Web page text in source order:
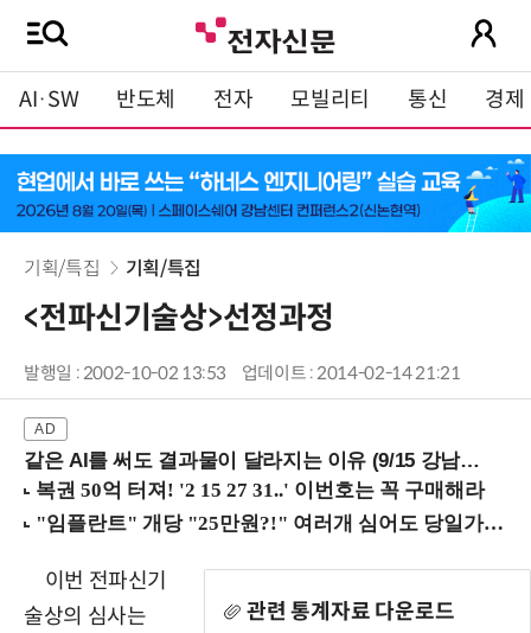
AI·SW 반도체 전자 모빌리티 통신 경제
기획/특집 기획/특집
<전파신기술상>선정과정
발행일 : 2002-10-02 13:53 업데이트 : 2014-02-14 21:21
같은 AI를 써도 결과물이 달라지는 이유 (9/15 강남역)
관련 통계자료 다운로드
이번 전파신기
술상의 심사는